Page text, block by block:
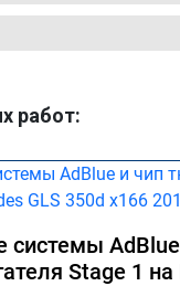
работ:
системы
Stage 1